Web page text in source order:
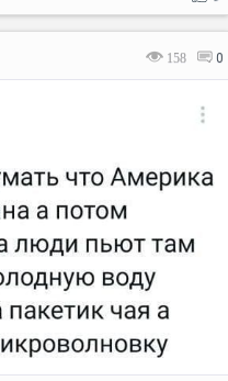
158 0